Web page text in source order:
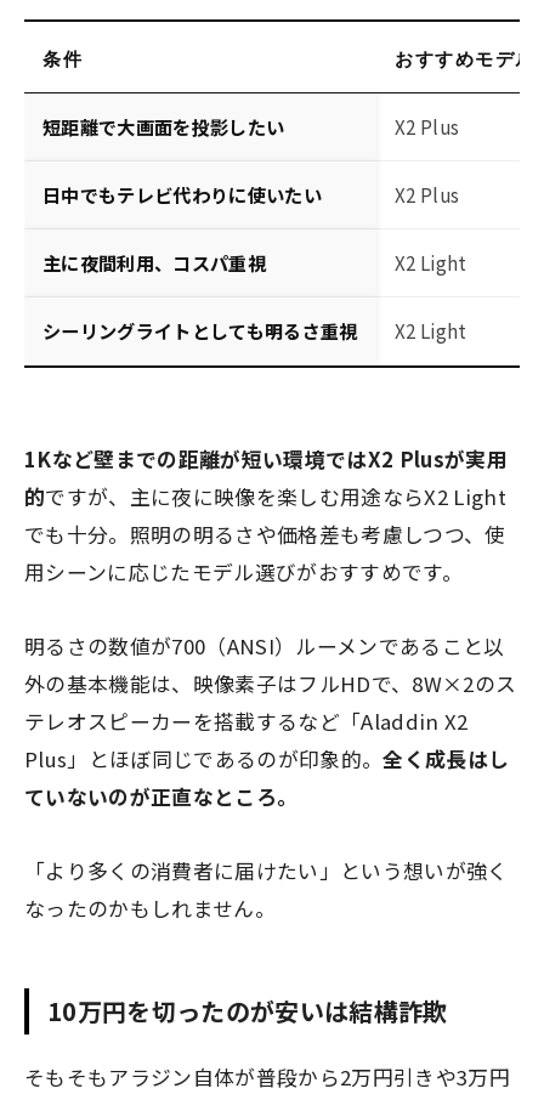
条件 おすすめモデル
短距離で大画面を投影したい X2 Plus
日中でもテレビ代わりに使いたい X2 Plus
主に夜間利用、コスパ重視 X2 Light
シーリングライトとしても明るさ重視 X2 Light
1Kなど壁までの距離が短い環境ではX2 Plusが実用
的ですが、主に夜に映像を楽しむ用途ならX2 Light
でも十分。照明の明るさや価格差も考慮しつつ、使
用シーンに応じたモデル選びがおすすめです。
明るさの数値が700（ANSI）ルーメンであること以
外の基本機能は、映像素子はフルHDで、8W×2のス
テレオスピーカーを搭載するなど「Aladdin X2
Plus」とほぼ同じであるのが印象的。全く成長はし
ていないのが正直なところ。
「より多くの消費者に届けたい」という想いが強く
なったのかもしれません。
10万円を切ったのが安いは結構詐欺
そもそもアラジン自体が普段から2万円引きや3万円